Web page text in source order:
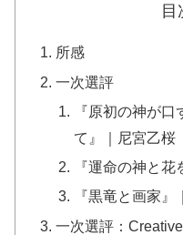
目
所感
一次選評
『原初の神が
て』｜尼宮乙桜
『運命の神と
『黒竜と画家』
一次選評：